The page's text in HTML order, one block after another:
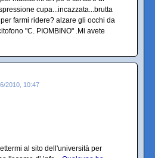
cupa...incazzata...brutta
farmi ridere? alzare gli occhi da
"C. PIOMBINO" .Mi avete
2010, 10:47
al sito dell'università per